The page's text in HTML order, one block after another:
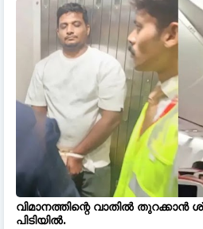
വിമാനത്തിന്റെ വാതിൽ തുറക്കാൻ
പിടിയിൽ.